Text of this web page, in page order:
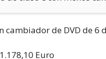
cambiador de DVD de
Euro